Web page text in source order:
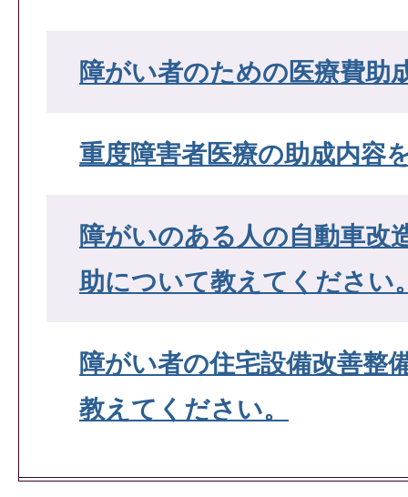
障がい者のための医療費助
重度障害者医療の助成内容
障がいのある人の自動車改
助について教えてください
障がい者の住宅設備改善整
教えてください。